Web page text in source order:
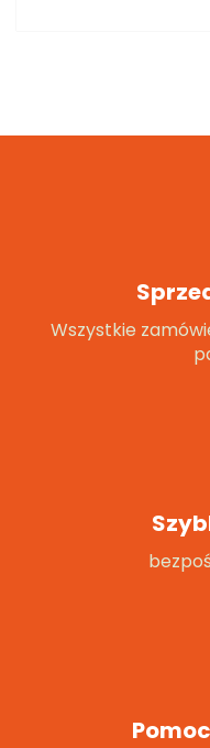
Wszystkie